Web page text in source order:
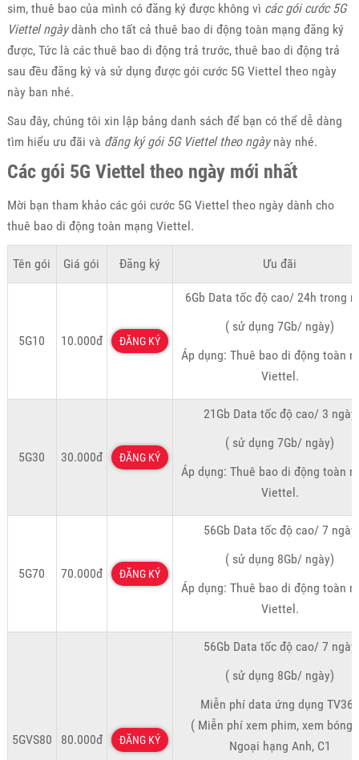
sim, thuê bao của mình có đăng ký được không vì các gói cước 5G
Viettel ngàydành cho tất cả thuê bao di động toàn mạng đăng ký
được, Tức là các thuê bao di động trả trước, thuê bao di động trả
sau đều đăng ký và sử dụng được gói cước 5G Viettel theo ngày
này ban nhé.
Sau đây, chúng tôi xin lập bảng danh sách để bạn có thể dễ dàng
tìm hiểu ưu đãi và đăng ký gói 5G Viettel theo ngàynày nhé.
Các gói 5G Viettel theo ngày mới nhất
Mời bạn tham khảo các gói cước 5G Viettel theo ngày dành cho
thuê bao di động toàn mạng Viettel.
Tên gói Giá gói Đăng ký Ưu đãi
5G10 10.000đ ĐĂNG KÝ
6Gb Data tốc độ cao/ 24h trong
( sử dụng 7Gb/ ngày)
Áp dụng: Thuê bao di động toàn
Viettel.
5G30 30.000đ ĐĂNG KÝ
21Gb Data tốc độ cao/ 3 ngày
( sử dụng 7Gb/ ngày)
Áp dụng: Thuê bao di động toàn
Viettel.
5G70 70.000đ ĐĂNG KÝ
56Gb Data tốc độ cao/ 7 ngày
( sử dụng 8Gb/ ngày)
Áp dụng: Thuê bao di động toàn
Viettel.
5GVS80 80.000đ ĐĂNG KÝ
56Gb Data tốc độ cao/ 7 ngày
( sử dụng 8Gb/ ngày)
Miễn phí data ứng dụng TV360
( Miễn phí xem phim, xem bóng
Ngoại hạng Anh, C1